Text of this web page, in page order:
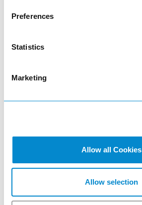
Preferences
Statistics
Marketing
Allow all Cookies
Allow selection
add_shopping_cart